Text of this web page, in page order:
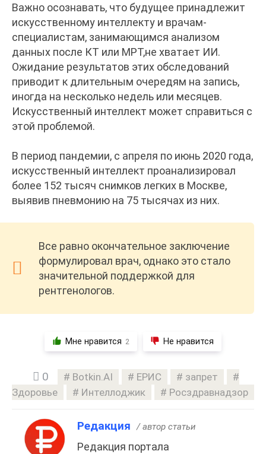
Важно осознавать, что будущее принадлежит
искусственному интеллекту и врачам-
специалистам, занимающимся анализом
данных после КТ или МРТ,не хватает ИИ.
Ожидание результатов этих обследований
приводит к длительным очередям на запись,
иногда на несколько недель или месяцев.
Искусственный интеллект может справиться с
этой проблемой.
В период пандемии, с апреля по июнь 2020 года,
искусственный интеллект проанализировал
более 152 тысяч снимков легких в Москве,
выявив пневмонию на 75 тысячах из них.
Все равно окончательное заключение
формулировал врач, однако это стало
значительной поддержкой для
рентгенологов.
Мне нравится 2 Не нравится
0 Botkin.AI ЕРИС
запрет
Здоровье
Интеллоджик Росздравнадзор
Редакция / автор статьи
Редакция портала